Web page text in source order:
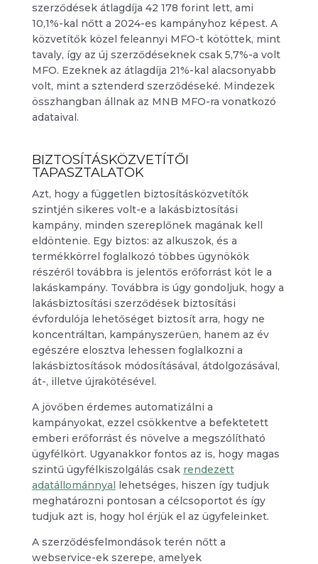
szerződések átlagdíja 42 178 forint lett, ami
10,1%-kal nőtt a 2024-es kampányhoz képest. A
közvetítők közel feleannyi MFO-t kötöttek, mint
tavaly, így az új szerződéseknek csak 5,7%-a volt
MFO. Ezeknek az átlagdíja 21%-kal alacsonyabb
volt, mint a sztenderd szerződéseké. Mindezek
összhangban állnak az MNB MFO-ra vonatkozó
adataival.
BIZTOSÍTÁSKÖZVETÍTŐI
TAPASZTALATOK
Azt, hogy a független biztosításközvetítők
szintjén sikeres volt-e a lakásbiztosítási
kampány, minden szereplőnek magának kell
eldöntenie. Egy biztos: az alkuszok, és a
termékkörrel foglalkozó többes ügynökök
részéről továbbra is jelentős erőforrást köt le a
lakáskampány. Továbbra is úgy gondoljuk, hogy a
lakásbiztosítási szerződések biztosítási
évfordulója lehetőséget biztosít arra, hogy ne
koncentráltan, kampányszerűen, hanem az év
egészére elosztva lehessen foglalkozni a
lakásbiztosítások módosításával, átdolgozásával,
át-, illetve újrakötésével.
A jövőben érdemes automatizálni a
kampányokat, ezzel csökkentve a befektetett
emberi erőforrást és növelve a megszólítható
ügyfélkört. Ugyanakkor fontos az is, hogy magas
szintű ügyfélkiszolgálás csak rendezett
adatállománnyal lehetséges, hiszen így tudjuk
meghatározni pontosan a célcsoportot és így
tudjuk azt is, hogy hol érjük el az ügyfeleinket.
A szerződésfelmondások terén nőtt a
webservice-ek szerepe, amelyek